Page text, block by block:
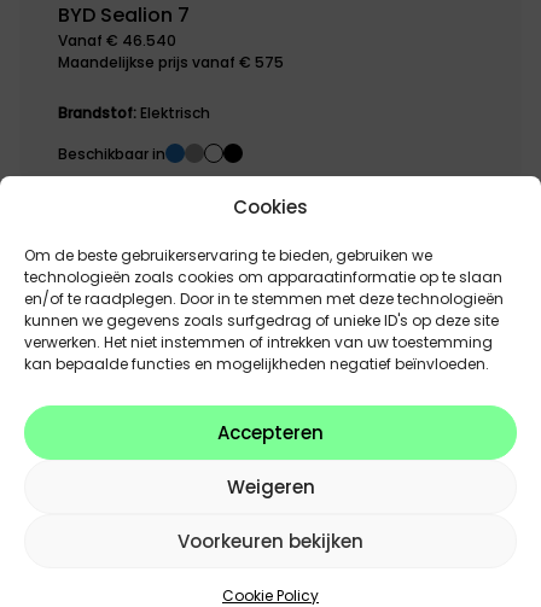
Cookies
Om de beste gebruikerservaring te bieden, gebruiken we
technologieën zoals cookies om apparaatinformatie op te slaan
en/of te raadplegen. Door in te stemmen met deze technologieën
kunnen we gegevens zoals surfgedrag of unieke ID's op deze site
verwerken. Het niet instemmen of intrekken van uw toestemming
kan bepaalde functies en mogelijkheden negatief beïnvloeden.
Accepteren
Weigeren
Voorkeuren bekijken
Cookie Policy
BYD Sealion 7
Vanaf € 46.540
Maandelijkse prijs vanaf € 575
Brandstof: Elektrisch
Beschikbaar in
Plan je testrit met een van
onze BYD modellen
Elektrisch of hybride, ervaar de BYD die het
best bij jou past.